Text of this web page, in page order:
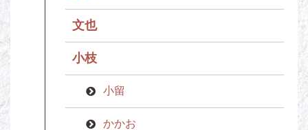
文也
小枝
小留
かかお